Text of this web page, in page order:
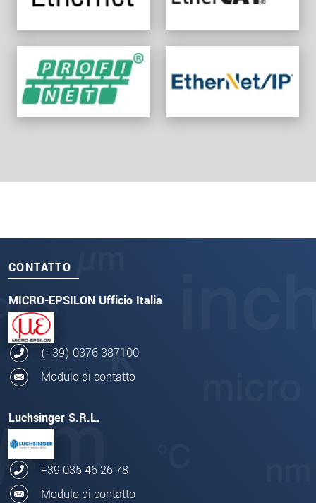
CONTATTO
MICRO-EPSILON Ufficio Italia
(+39) 0376 387100
Modulo di contatto
Luchsinger S.R.L.
+39 035 46 26 78
Modulo di contatto